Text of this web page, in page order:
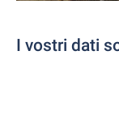
I vostri dati